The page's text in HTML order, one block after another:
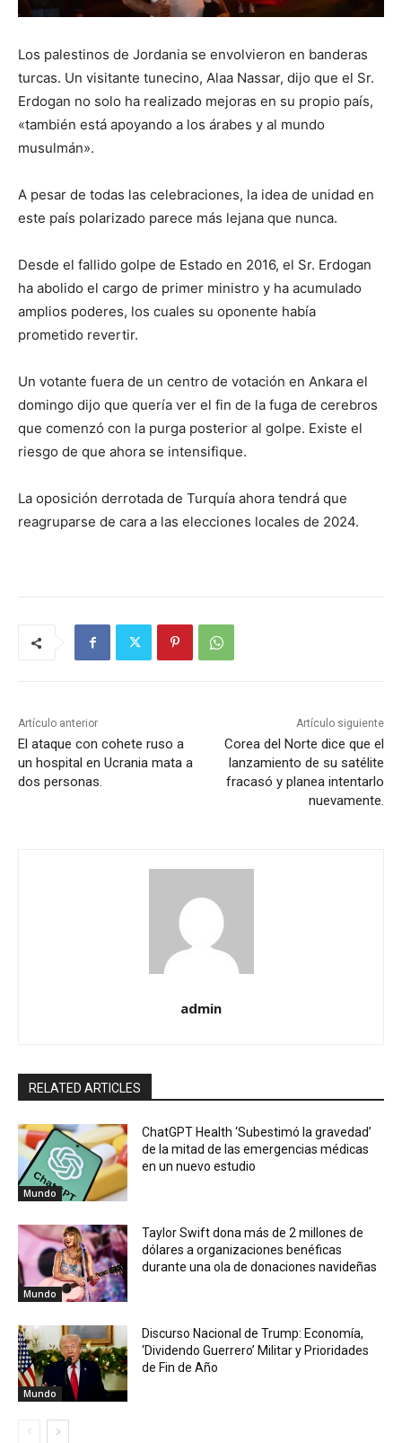
Los palestinos de Jordania se envolvieron en banderas
turcas. Un visitante tunecino, Alaa Nassar, dijo que el Sr.
Erdogan no solo ha realizado mejoras en su propio país,
«también está apoyando a los árabes y al mundo
musulmán».
A pesar de todas las celebraciones, la idea de unidad en
este país polarizado parece más lejana que nunca.
Desde el fallido golpe de Estado en 2016, el Sr. Erdogan
ha abolido el cargo de primer ministro y ha acumulado
amplios poderes, los cuales su oponente había
prometido revertir.
Un votante fuera de un centro de votación en Ankara el
domingo dijo que quería ver el fin de la fuga de cerebros
que comenzó con la purga posterior al golpe. Existe el
riesgo de que ahora se intensifique.
La oposición derrotada de Turquía ahora tendrá que
reagruparse de cara a las elecciones locales de 2024.
Artículo anterior
El ataque con cohete ruso a
un hospital en Ucrania mata a
dos personas.
Artículo siguiente
Corea del Norte dice que el
lanzamiento de su satélite
fracasó y planea intentarlo
nuevamente.
admin
RELATED ARTICLES
Mundo
ChatGPT Health ‘Subestimó la gravedad’
de la mitad de las emergencias médicas
en un nuevo estudio
Mundo
Taylor Swift dona más de 2 millones de
dólares a organizaciones benéficas
durante una ola de donaciones navideñas
Mundo
Discurso Nacional de Trump: Economía,
‘Dividendo Guerrero’ Militar y Prioridades
de Fin de Año